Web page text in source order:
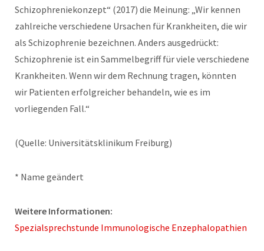
Schizophreniekonzept“ (2017) die Meinung: „Wir kennen
zahlreiche verschiedene Ursachen für Krankheiten, die wir
als Schizophrenie bezeichnen. Anders ausgedrückt:
Schizophrenie ist ein Sammelbegriff für viele verschiedene
Krankheiten. Wenn wir dem Rechnung tragen, könnten
wir Patienten erfolgreicher behandeln, wie es im
vorliegenden Fall.“
(Quelle: Universitätsklinikum Freiburg)
* Name geändert
Weitere Informationen:
Spezialsprechstunde Immunologische Enzephalopathien